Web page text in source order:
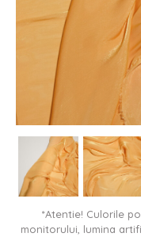
*Atentie! Culorile
monitorului, lumina